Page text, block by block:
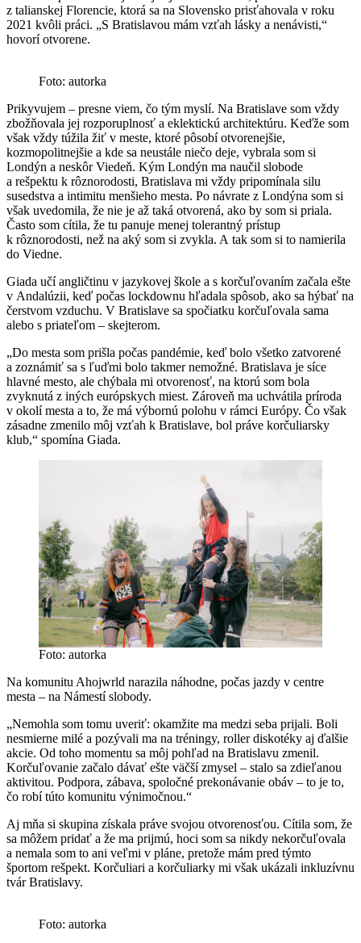
z talianskej Florencie, ktorá sa na Slovensko prisťahovala v roku
2021 kvôli práci. „S Bratislavou mám vzťah lásky a nenávisti,“
hovorí otvorene.
Foto: autorka
Prikyvujem – presne viem, čo tým myslí. Na Bratislave som vždy
zbožňovala jej rozporuplnosť a eklektickú architektúru. Keďže som
však vždy túžila žiť v meste, ktoré pôsobí otvorenejšie,
kozmopolitnejšie a kde sa neustále niečo deje, vybrala som si
Londýn a neskôr Viedeň. Kým Londýn ma naučil slobode
a rešpektu k rôznorodosti, Bratislava mi vždy pripomínala silu
susedstva a intimitu menšieho mesta. Po návrate z Londýna som si
však uvedomila, že nie je až taká otvorená, ako by som si priala.
Často som cítila, že tu panuje menej tolerantný prístup
k rôznorodosti, než na aký som si zvykla. A tak som si to namierila
do Viedne.
Giada učí angličtinu v jazykovej škole a s korčuľovaním začala ešte
v Andalúzii, keď počas lockdownu hľadala spôsob, ako sa hýbať na
čerstvom vzduchu. V Bratislave sa spočiatku korčuľovala sama
alebo s priateľom – skejterom.
„Do mesta som prišla počas pandémie, keď bolo všetko zatvorené
a zoznámiť sa s ľuďmi bolo takmer nemožné. Bratislava je síce
hlavné mesto, ale chýbala mi otvorenosť, na ktorú som bola
zvyknutá z iných európskych miest. Zároveň ma uchvátila príroda
v okolí mesta a to, že má výbornú polohu v rámci Európy. Čo však
zásadne zmenilo môj vzťah k Bratislave, bol práve korčuliarsky
klub,“ spomína Giada.
Foto: autorka
Na komunitu Ahojwrld narazila náhodne, počas jazdy v centre
mesta – na Námestí slobody.
„Nemohla som tomu uveriť: okamžite ma medzi seba prijali. Boli
nesmierne milé a pozývali ma na tréningy, roller diskotéky aj ďalšie
akcie. Od toho momentu sa môj pohľad na Bratislavu zmenil.
Korčuľovanie začalo dávať ešte väčší zmysel – stalo sa zdieľanou
aktivitou. Podpora, zábava, spoločné prekonávanie obáv – to je to,
čo robí túto komunitu výnimočnou.“
Aj mňa si skupina získala práve svojou otvorenosťou. Cítila som, že
sa môžem pridať a že ma prijmú, hoci som sa nikdy nekorčuľovala
a nemala som to ani veľmi v pláne, pretože mám pred týmto
športom rešpekt. Korčuliari a korčuliarky mi však ukázali inkluzívnu
tvár Bratislavy.
Foto: autorka